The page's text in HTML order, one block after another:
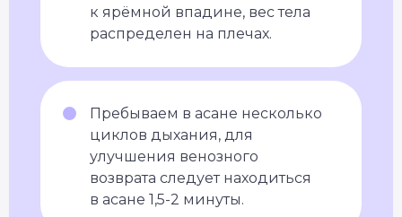
к ярёмной впадине, вес тела
распределен на плечах.
Пребываем в асане несколько
циклов дыхания, для
улучшения венозного
возврата следует находиться
в асане 1,5-2 минуты.